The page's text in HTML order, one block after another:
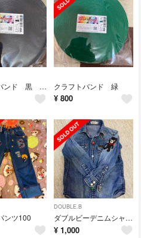
クラフトバンド 黒 50m クラフトバンド 緑
¥ 800
ンツ100
DOUBLE.B
ダブルビーデニムシャツ100cm
¥ 1,000